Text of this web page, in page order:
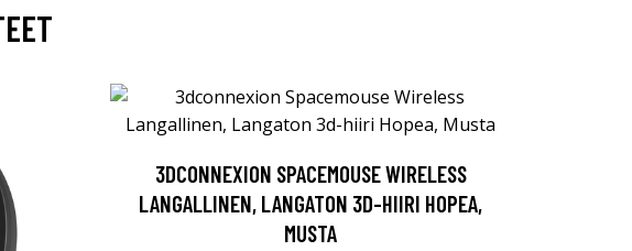
3DCONNEXION SPACEMOUSE WIRELESS
LANGALLINEN, LANGATON 3D-HIIRI HOPEA,
MUSTA